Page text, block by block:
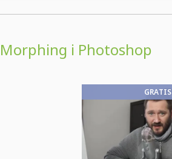
Morphing i Photoshop
GRATIS